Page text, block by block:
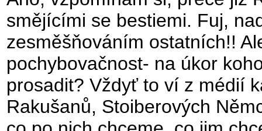
smějícími se bestiemi. Fuj,
zesměšňováním ostatních!!
pochybovačnost- na úkor
prosadit? Vždyť to ví z médií
Rakušanů, Stoiberových